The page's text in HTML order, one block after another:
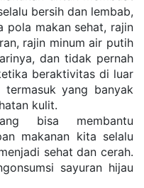
bersih dan lembab,
pola makan sehat, rajin
rajin minum air putih
dan tidak pernah
beraktivitas di luar
yang banyak
kulit.
bisa membantu
makanan kita selalu
sehat dan cerah.
sayuran hijau